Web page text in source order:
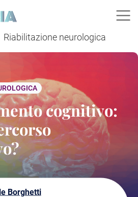
Riabilitazione neurologica
cognitivo:
Borghetti